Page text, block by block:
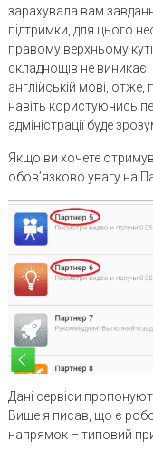
зарахувала вам
підтримки, для цього
правому верхньому
складнощів не виникає.
англійській мові,
навіть користуючись
адміністрації буде
Якщо ви хочете
обов’язково увагу на
Дані сервіси
Вище я писав, що є
напрямок – типовий